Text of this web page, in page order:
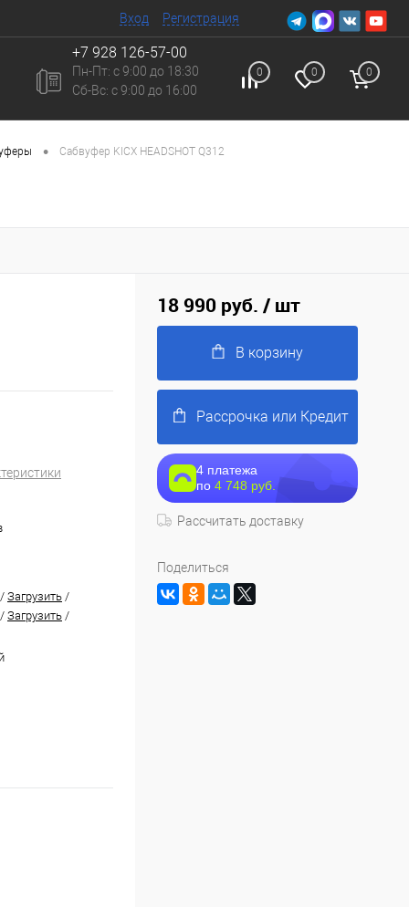
Вход Регистрация
+7 928 126-57-00
Пн-Пт: с 9:00 до 18:30
Сб-Вc: с 9:00 до 16:00
0 0 0
• Сабвуфер KICX HEADSHOT Q312
Загрузить /
Загрузить /
18 990 руб. / шт
В корзину
Рассрочка или Кредит
4 платежа
по 4 748 руб.
Рассчитать доставку
Поделиться